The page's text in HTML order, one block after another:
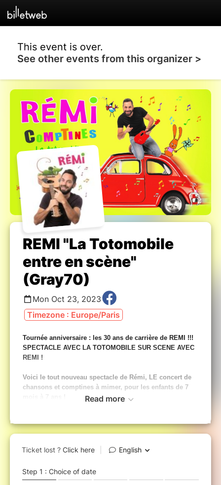
This event is over.
See other events from this organizer >
REMI "La Totomobile
entre en scène"
(Gray70)
Mon Oct 23, 2023
Timezone : Europe/Paris
Tournée anniversaire : les 30 ans de carrière de REMI !!!
SPECTACLE AVEC LA TOTOMOBILE SUR SCENE AVEC
REMI !
Voici le tout nouveau spectacle de Rémi, LE concert de
chansons et comptines à mimer, pour les enfants de 7
pour (re)découvrir ensemble les plus belles comptines
traditionnelles gestuelles et de nouvelles chansons,
accompagnés par la célèbre totomobile du Pays des
Comptines, qui parle, s'illumine et chante avec Rémi et
crocodiles sur les bords du Nil... mais aussi une
Read more